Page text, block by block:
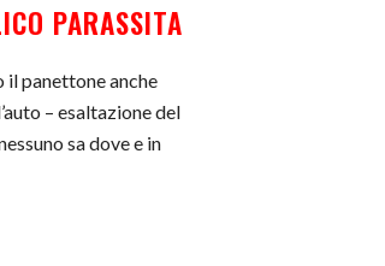
PARASSITA
panettone anche
– esaltazione del
sa dove e in